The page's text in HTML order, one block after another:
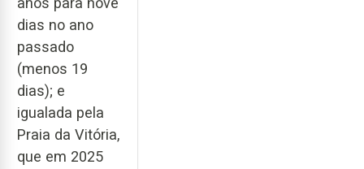
dias no ano
passado
(menos 19
dias); e
igualada pela
Praia da Vitória,
que em 2025